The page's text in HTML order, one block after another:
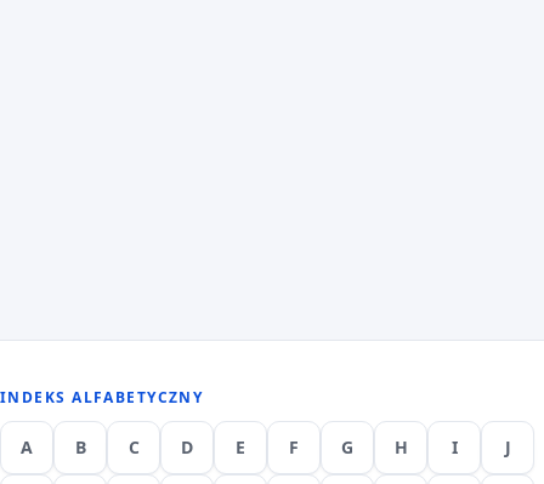
INDEKS ALFABETYCZNY
A B C D E F G H I J